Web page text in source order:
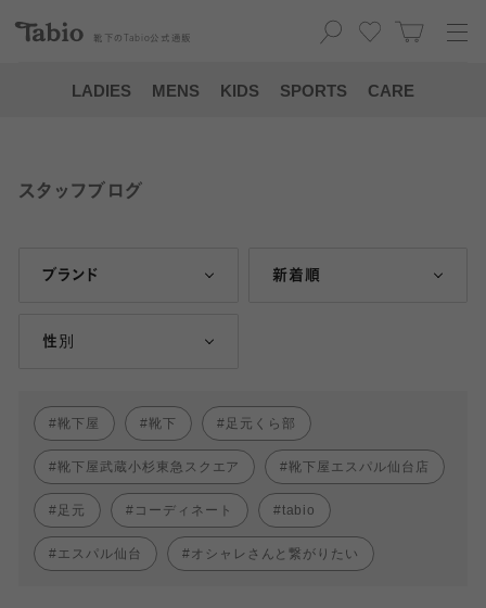
靴下の Tabio 公式通販
LADIES MENS KIDS SPORTS CARE
スタッフブログ
ブランド 新着順
性別
靴下屋 靴下 足元くら部
靴下屋武蔵小杉東急スクエア 靴下屋エスパル仙台店
足元 コーディネート tabio
エスパル仙台 オシャレさんと繋がりたい